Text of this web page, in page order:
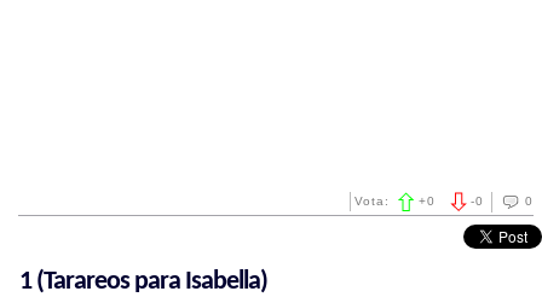
0
-0
Vota: +0
1 (Tarareos para Isabella)